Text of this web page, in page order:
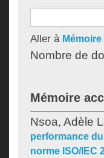
Aller à
Nombre de
Mémoire
Nsoa, Adèle
performance
norme ISO/IEC